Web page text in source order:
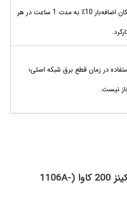
اصلی، با امکان اضافه‌بار 10٪ به مدت 1 ساعت در هر
در زمان قطع برق شبکه اصلی؛
نیست.
معرفی دیزل ژنراتور پرکینز 200 کاوا (1106A-